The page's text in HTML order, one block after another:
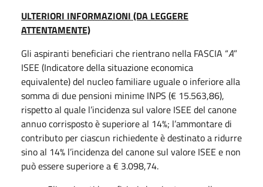
ULTERIORI INFORMAZIONI (DA LEGGERE
ATTENTAMENTE)
Gli aspiranti beneficiari che rientrano nella FASCIA “A”
ISEE (Indicatore della situazione economica
equivalente) del nucleo familiare uguale o inferiore alla
somma di due pensioni minime INPS (€ 15.563,86),
rispetto al quale l’incidenza sul valore ISEE del canone
annuo corrisposto è superiore al 14%; l’ammontare di
contributo per ciascun richiedente è destinato a ridurre
sino al 14% l’incidenza del canone sul valore ISEE e non
può essere superiore a € 3.098,74.